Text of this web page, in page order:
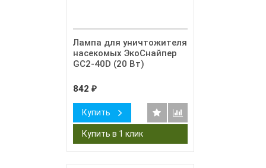
Лампа для уничтожителя
насекомых ЭкоСнайпер
GC2-40D (20 Вт)
842 ₽
Купить